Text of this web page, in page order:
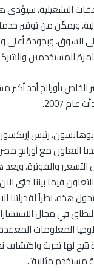
التشغيلية، سيؤدي
ويمكّن من توفير
وبجودة أعلى
للمستخدمين
الخاص بأورانج أحد
2007.
رئيس
التعاون مع أورانج
والفوترة، ويعد
فيما بيننا حتى
هذه، نظراً لقدراتنا
في مجال
المعلومات
لها تجربة
مستخدم مثالية”.